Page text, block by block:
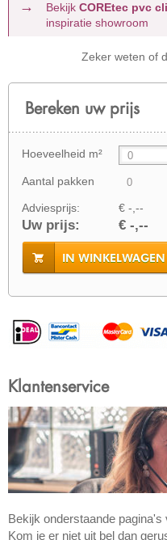
Bekijk COREtec pvc
inspiratie showroom
Zeker weten of
Bereken uw prijs
Hoeveelheid m²
Aantal pakken
Adviesprijs: € -,--
Uw prijs: € -,--
IN WINKELWAGEN
Klantenservice
Bekijk onderstaande
Kom je er niet uit bel dan